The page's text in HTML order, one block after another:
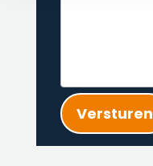
Versturen